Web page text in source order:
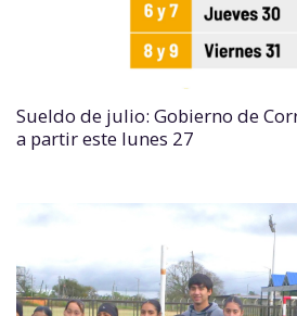
Sueldo de julio: Gobierno de
a partir este lunes 27